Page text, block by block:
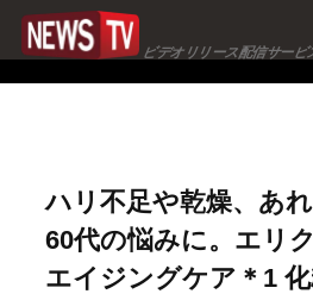
ビデオリリース配信サービ
ハリ不足や乾燥、あ
60代の悩みに。エリ
エイジングケア＊1